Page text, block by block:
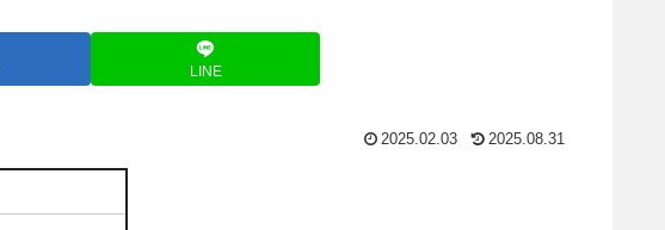
LINE
2025.02.03 2025.08.31